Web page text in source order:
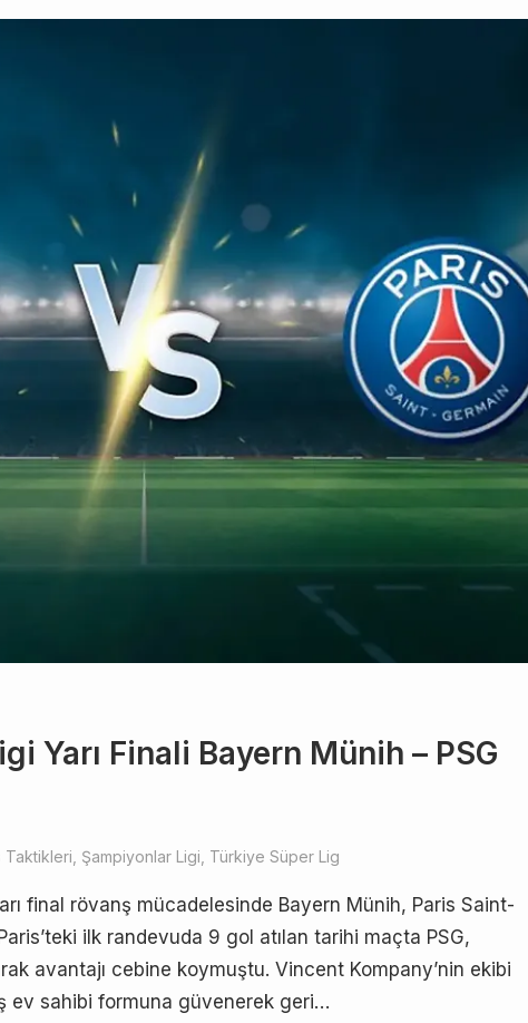
Yarı Finali Bayern Münih – PSG
Taktikleri Şampiyonlar Ligi Türkiye Süper Lig
final rövanş mücadelesinde Bayern Münih, Paris Saint-
ilk randevuda 9 gol atılan tarihi maçta PSG,
avantajı cebine koymuştu. Vincent Kompany’nin ekibi
ev sahibi formuna güvenerek geri…